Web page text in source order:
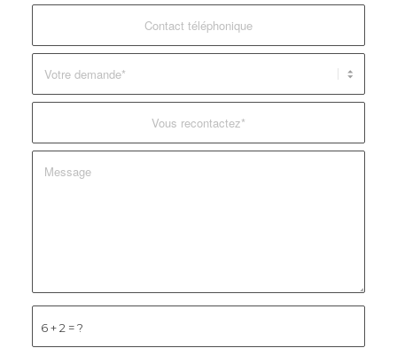
6 + 2 = ?